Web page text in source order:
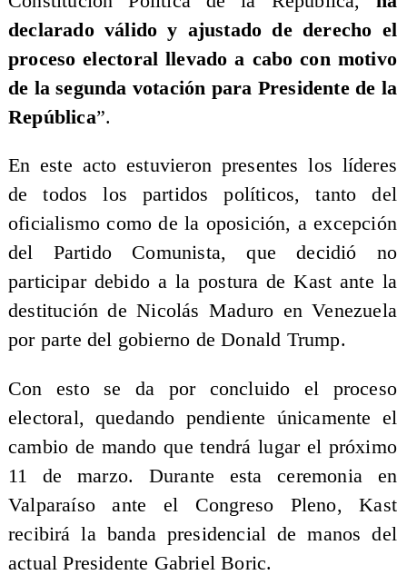
declarado válido y ajustado de derecho el
proceso electoral llevado a cabo con motivo
de la segunda votación para Presidente de la
República”.
En este acto estuvieron presentes los líderes
de todos los partidos políticos, tanto del
oficialismo como de la oposición, a excepción
del Partido Comunista, que decidió no
participar debido a la postura de Kast ante la
destitución de Nicolás Maduro en Venezuela
por parte del gobierno de Donald Trump.
Con esto se da por concluido el proceso
electoral, quedando pendiente únicamente el
cambio de mando que tendrá lugar el próximo
11 de marzo. Durante esta ceremonia en
Valparaíso ante el Congreso Pleno, Kast
recibirá la banda presidencial de manos del
actual Presidente Gabriel Boric.